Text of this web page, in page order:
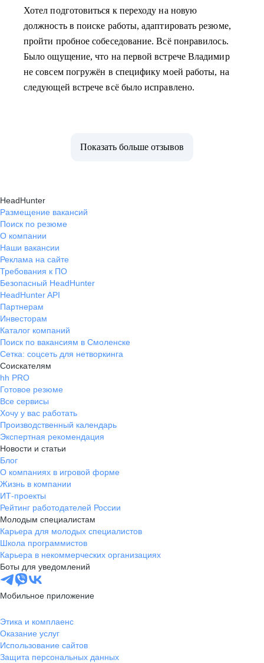
Хотел подготовиться к переходу на новую
должность в поиске работы, адаптировать резюме,
пройти пробное собеседование. Всё понравилось.
Было ощущение, что на первой встрече Владимир
не совсем погружён в специфику моей работы, на
следующей встрече всё было исправлено.
Показать больше отзывов
HeadHunter
Размещение вакансий
Поиск по резюме
О компании
Наши вакансии
Реклама на сайте
Требования к ПО
Безопасный HeadHunter
HeadHunter API
Партнерам
Инвесторам
Каталог компаний
Поиск по вакансиям в Смоленске
Сетка: соцсеть для нетворкинга
Соискателям
hh PRO
Готовое резюме
Все сервисы
Хочу у вас работать
Производственный календарь
Экспертная рекомендация
Новости и статьи
Блог
О компаниях в игровой форме
Жизнь в компании
ИТ-проекты
Рейтинг работодателей России
Молодым специалистам
Карьера для молодых специалистов
Школа программистов
Карьера в некоммерческих организациях
Боты для уведомлений
Мобильное приложение
Этика и комплаенс
Оказание услуг
Использование сайтов
Защита персональных данных